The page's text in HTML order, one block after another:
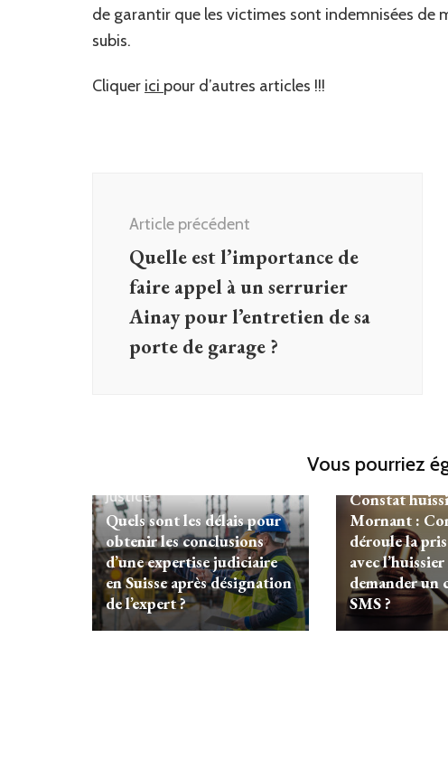
de garantir que les victimes sont indemnisées de
subis.
Cliquer ici pour d’autres articles !!!
d'article
Article précédent
Quelle est l’importance de
faire appel à un serrurier
Ainay pour l’entretien de sa
porte de garage ?
Vous pourriez
Justice
Quels sont les délais pour
obtenir les conclusions
d’une expertise judiciaire
en Suisse après désignation
de l’expert ?
Justice
Constat
Mornant :
déroule la
avec
demander un
SMS ?